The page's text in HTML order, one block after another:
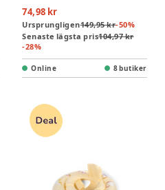
74,98 kr
Ursprungligen149,95 kr-50%
Senaste lägsta pris104,97 kr
-28%
Online 8 butiker